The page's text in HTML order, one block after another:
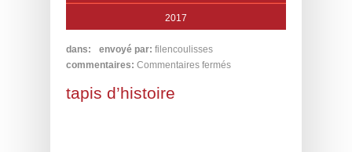
2017
dans: envoyé par: filencoulisses
commentaires: Commentaires fermés
tapis d’histoire